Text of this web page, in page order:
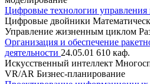
Цифровые технологии управления
Цифровые двойники
Управление жизненным циклом
Организация и обеспечение
деятельности 24.05.01 610 каф.
Искусственный интеллект
VR/AR Бизнес-планирование